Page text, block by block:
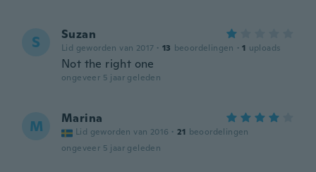
S Suzan
Lid geworden van 2017 · 13 beoordelingen · 1 uploads
Not the right one
ongeveer 5 jaar geleden
M Marina
Lid geworden van 2016 · 21 beoordelingen
ongeveer 5 jaar geleden